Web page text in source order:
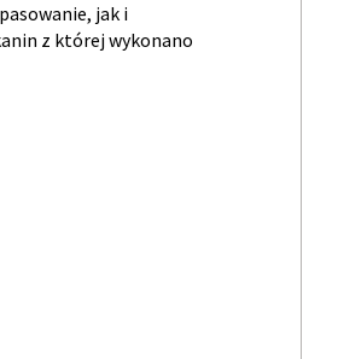
jak i
z której wykonano